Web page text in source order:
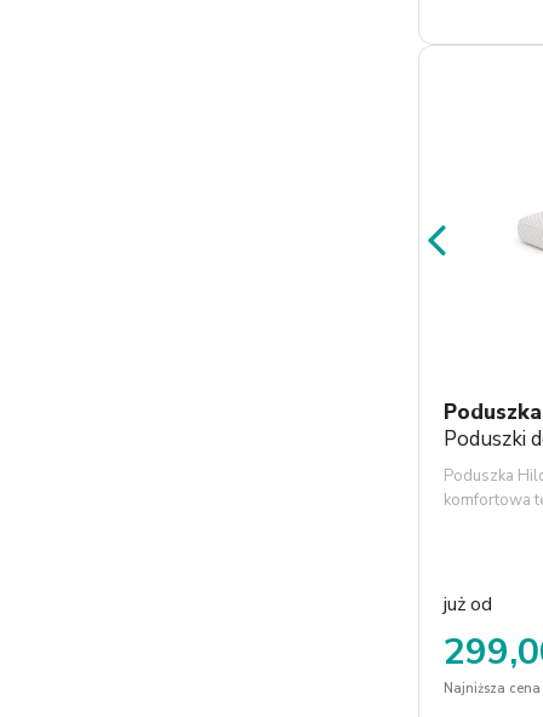
Poduszki
Poduszka
komfortowa
głęboki i
Poduszka ze
pralnym w
już od
Najniższa